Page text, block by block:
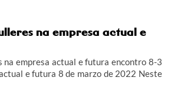
na empresa actual e
na empresa actual e futura encontro 8-3
e futura 8 de marzo de 2022 Neste